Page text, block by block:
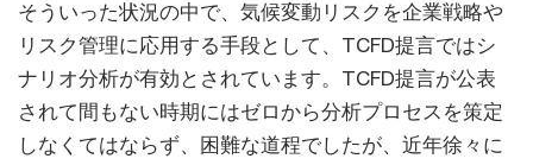
そういった状況の中で、気候変動リスクを企業戦略や
リスク管理に応用する手段として、TCFD提言ではシ
ナリオ分析が有効とされています。TCFD提言が公表
されて間もない時期にはゼロから分析プロセスを策定
しなくてはならず、困難な道程でしたが、近年徐々に